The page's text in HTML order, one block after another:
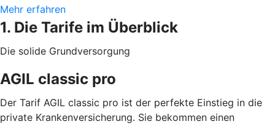
Mehr erfahren
1. Die Tarife im Überblick
Die solide Grundversorgung
AGIL classic pro
Der Tarif AGIL classic pro ist der perfekte Einstieg in die
private Krankenversicherung. Sie bekommen einen